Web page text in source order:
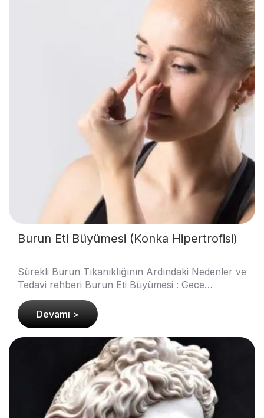
Burun Eti Büyümesi (Konka Hipertrofisi)
Sürekli Burun Tıkanıklığının Ardındaki Nedenler ve
Tedavi rehberi Burun Eti Büyümesi : Gece
boyunca defalarca uyanmanıza neden olan o
inatçı burun tı..
Devamı >